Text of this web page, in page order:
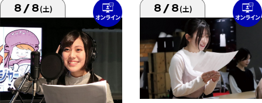
8/8(土) 8/8(土)